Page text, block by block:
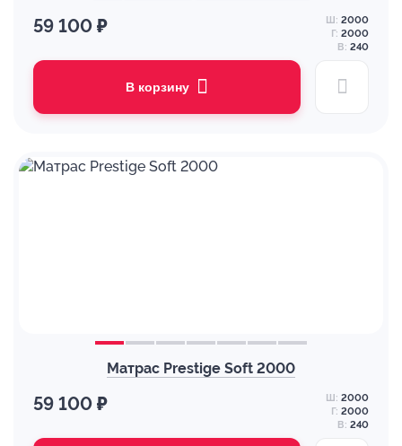
59 100 ₽ Ш: 2000
Г: 2000
В: 240
В корзину
Матрас Prestige Soft 2000
59 100 ₽ Ш: 2000
Г: 2000
В: 240